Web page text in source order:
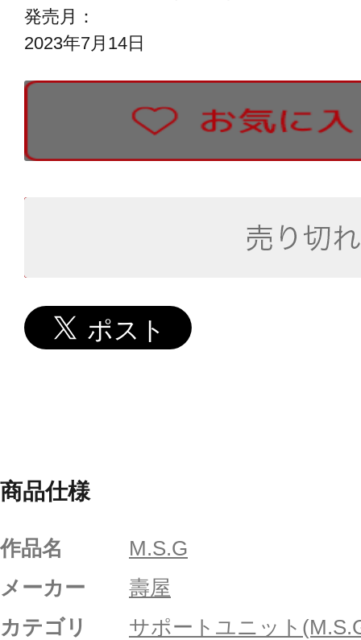
発売月：
2023年7月14日
商品仕様
作品名
M.S.G
メーカー
壽屋
カテゴリ
サポートユニット